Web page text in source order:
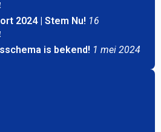
2024 | Stem Nu! 16
is bekend! 1 mei 2024